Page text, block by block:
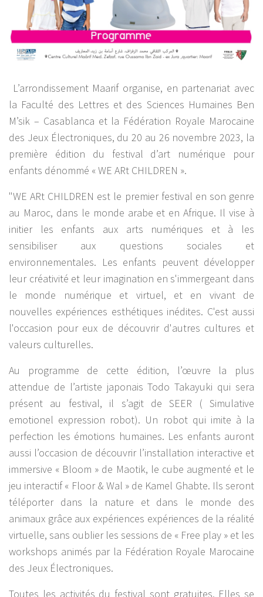
L’arrondissement Maarif organise, en partenariat avec
la Faculté des Lettres et des Sciences Humaines Ben
M’sik – Casablanca et la Fédération Royale Marocaine
des Jeux Électroniques, du 20 au 26 novembre 2023, la
première édition du festival d’art numérique pour
enfants dénommé « WE ARt CHILDREN ».
"WE ARt CHILDREN est le premier festival en son genre
au Maroc, dans le monde arabe et en Afrique. Il vise à
initier les enfants aux arts numériques et à les
sensibiliser aux questions sociales et
environnementales. Les enfants peuvent développer
leur créativité et leur imagination en s'immergeant dans
le monde numérique et virtuel, et en vivant de
nouvelles expériences esthétiques inédites. C'est aussi
l'occasion pour eux de découvrir d'autres cultures et
valeurs culturelles.
Au programme de cette édition, l’œuvre la plus
attendue de l’artiste japonais Todo Takayuki qui sera
présent au festival, il s’agit de SEER ( Simulative
emotionel expression robot). Un robot qui imite à la
perfection les émotions humaines. Les enfants auront
aussi l’occasion de découvrir l’installation interactive et
immersive « Bloom » de Maotik, le cube augmenté et le
jeu interactif « Floor & Wal » de Kamel Ghabte. Ils seront
téléporter dans la nature et dans le monde des
animaux grâce aux expériences expériences de la réalité
virtuelle, sans oublier les sessions de « Free play » et les
workshops animés par la Fédération Royale Marocaine
des Jeux Électroniques.
Toutes les activités du festival sont gratuites. Elles se